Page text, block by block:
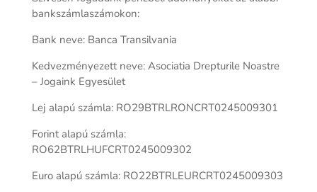
bankszámlaszámokon:
Bank neve: Banca Transilvania
Kedvezményezett neve: Asociatia Drepturile Noastre
– Jogaink Egyesület
Lej alapú számla: RO29BTRLRONCRT0245009301
Forint alapú számla:
RO62BTRLHUFCRT0245009302
Euro alapú számla: RO22BTRLEURCRT0245009303